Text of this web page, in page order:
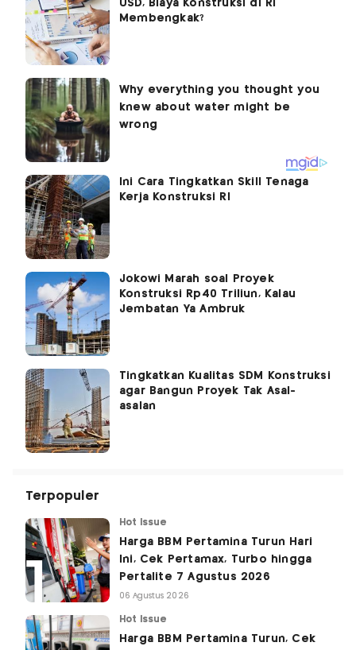
USD, Biaya Konstruksi di RI
Membengkak?
Ini Cara Tingkatkan Skill Tenaga
Kerja Konstruksi RI
Jokowi Marah soal Proyek
Konstruksi Rp40 Triliun, Kalau
Jembatan Ya Ambruk
Tingkatkan Kualitas SDM Konstruksi
agar Bangun Proyek Tak Asal-
asalan
Terpopuler
Hot Issue
Harga BBM Pertamina Turun Hari
Ini, Cek Pertamax, Turbo hingga
Pertalite 7 Agustus 2026
06 Agustus 2026
Hot Issue
Harga BBM Pertamina Turun, Cek